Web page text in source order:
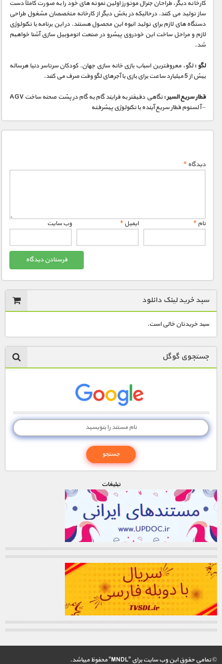
کارخانه دیگر، طراحان جنرال موتورز اولین نمونه های خود را به صورت کاملاً دست
ساز تولید می کنند. درحالیکه در بخش دیگر از کارخانه متخصصان مشغول طراحی
دستگاه های لازم برای تولید انبوه این محصول هستند. در این برنامه با تکنولوژی
لازم و مراحل ساخت این خودروی پیشرو در صنعت اتوموبیل سازی آشنا خواهیم
شد.
لگو :لگو، معروفترین اسباب بازی خانه سازی جهان. کودکان سرتاسر دنیا هرساله
بیش از 5 میلیارد ساعت برای بازی با آجرهای لگو وقت صرف می کنند.
قطار سریع السیر :
نگاهی دقیقتر به فرایند گام به گام در پشت صحنه ساخت AGV
– آلستوم قطار سريع آینده با تکنولوژی پيشرفته
دیدگاه*
نام* ایمیل* وب‌ سایت
سبد خرید لینک دانلود
سبد خریدتان خالی است.
جستجوی گوگل
تبليغات
© تمامی حقوق این وب سایت برای "MNDL" محفوظ میباشد.